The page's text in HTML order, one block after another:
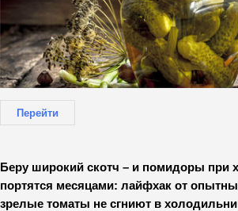
Перейти
Беру широкий скотч – и помидоры при
портятся месяцами: лайфхак от
зрелые томаты не сгниют в